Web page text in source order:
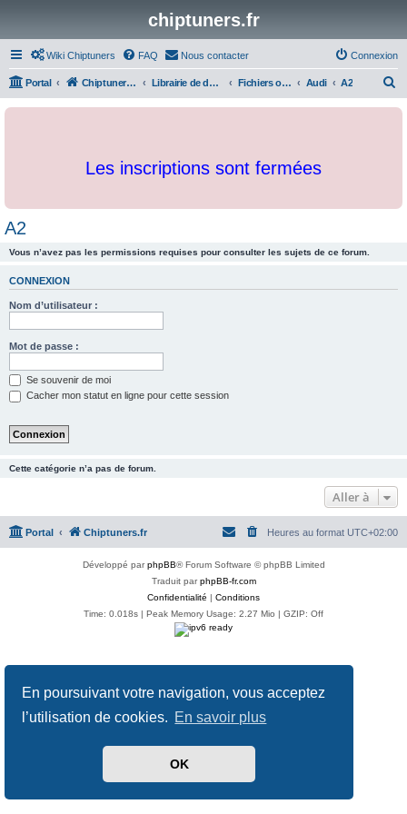
En poursuivant votre navigation, vous acceptez
l’utilisation de cookies. En savoir plus
OK
chiptuners.fr
Wiki Chiptuners FAQ Nous contacter Connexion
Portal Chiptuners.fr Librairie de documents et originaux Fichiers originaux Audi A2
c
Les inscriptions sont fermées
A2
Vous n’avez pas les permissions requises pour consulter les sujets de ce forum.
CONNEXION
Nom d’utilisateur :
Mot de passe :
Se souvenir de moi
Cacher mon statut en ligne pour cette session
Cette catégorie n’a pas de forum.
Aller à
Portal Chiptuners.fr Heures au format UTC+02:00
Développé parphpBB® Forum Software © phpBB Limited
Traduit parphpBB-fr.com
Confidentialité | Conditions
Time: 0.018s | Peak Memory Usage: 2.27 Mio | GZIP: Off